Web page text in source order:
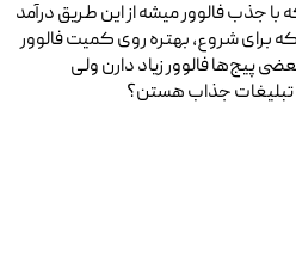
جذب فالوور میشه از این طریق درآمد
برای شروع، بهتره روی کمیت فالوور
پیج‌ها فالوور زیاد دارن ولی
تبلیغات جذاب هستن؟